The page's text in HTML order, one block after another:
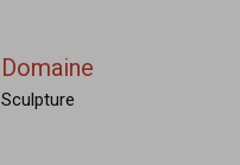
Domaine
Sculpture